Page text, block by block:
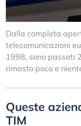
Dalla completa
telecomunicazioni
1998, sono passati
rimasto poco e
Queste
TIM